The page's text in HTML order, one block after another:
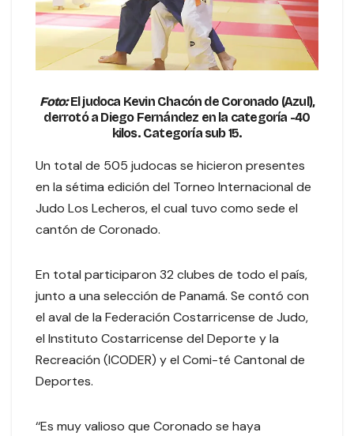
Foto:El judoca Kevin Chacón de Coronado (Azul),
derrotó a Diego Fernández en la categoría -40
kilos. Categoría sub 15.
Un total de 505 judocas se hicieron presentes
en la sétima edición del Torneo Internacional de
Judo Los Lecheros, el cual tuvo como sede el
cantón de Coronado.
En total participaron 32 clubes de todo el país,
junto a una selección de Panamá. Se contó con
el aval de la Federación Costarricense de Judo,
el Instituto Costarricense del Deporte y la
Recreación (ICODER) y el Comi-té Cantonal de
Deportes.
‘‘Es muy valioso que Coronado se haya